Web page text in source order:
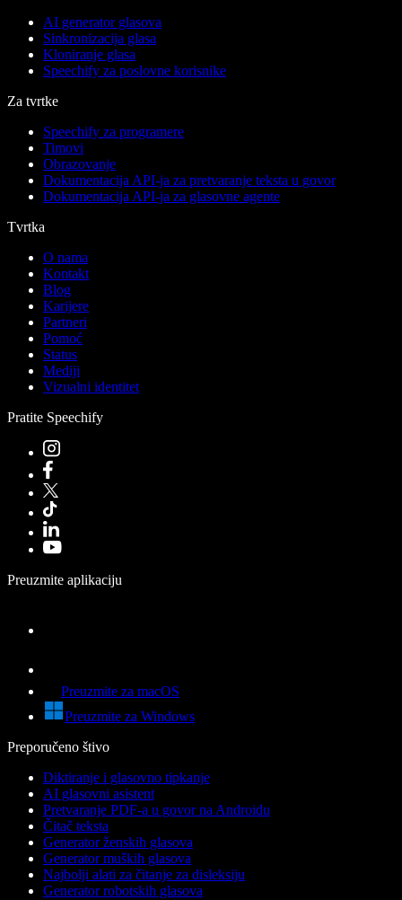
AI generator glasova
Sinkronizacija glasa
Kloniranje glasa
Speechify za poslovne korisnike
Za tvrtke
Speechify za programere
Timovi
Obrazovanje
Dokumentacija API-ja za pretvaranje teksta u govor
Dokumentacija API-ja za glasovne agente
Tvrtka
O nama
Kontakt
Blog
Karijere
Partneri
Pomoć
Status
Mediji
Vizualni identitet
Pratite Speechify
Preuzmite aplikaciju
Preuzmite za macOS
Preuzmite za Windows
Preporučeno štivo
Diktiranje i glasovno tipkanje
AI glasovni asistent
Pretvaranje PDF-a u govor na Androidu
Čitač teksta
Generator ženskih glasova
Generator muških glasova
Najbolji alati za čitanje za disleksiju
Generator robotskih glasova